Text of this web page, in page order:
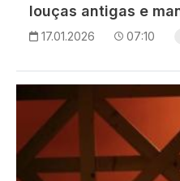
louças antigas e
17.01.2026 07:10